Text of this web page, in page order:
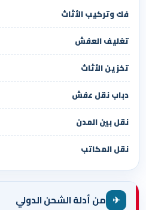
فك وتركيب الأثاث
تغليف العفش
تخزين الأثاث
دباب نقل عفش
نقل بين المدن
نقل المكاتب
✈ من أدلة الشحن الدولي